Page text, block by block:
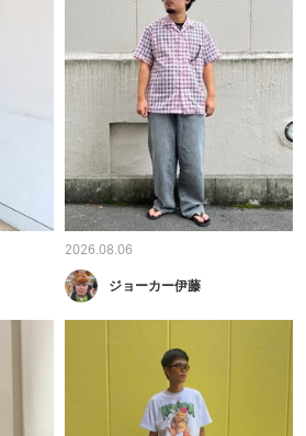
2026.08.06
ジョーカー伊藤